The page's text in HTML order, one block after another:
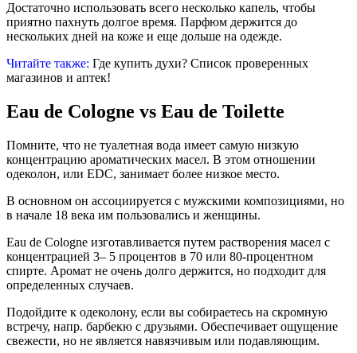
Достаточно использовать всего несколько капель, чтобы
приятно пахнуть долгое время. Парфюм держится до
нескольких дней на коже и еще дольше на одежде.
Читайте также: Где купить духи? Список проверенных
магазинов и аптек!
Eau de Cologne vs Eau de Toilette
Помните, что не туалетная вода имеет самую низкую
концентрацию ароматических масел. В этом отношении
одеколон, или EDC, занимает более низкое место.
В основном он ассоциируется с мужскими композициями, но
в начале 18 века им пользовались и женщины.
Eau de Cologne изготавливается путем растворения масел с
концентрацией 3– 5 процентов в 70 или 80-процентном
спирте. Аромат не очень долго держится, но подходит для
определенных случаев.
Подойдите к одеколону, если вы собираетесь на скромную
встречу, напр. барбекю с друзьями. Обеспечивает ощущение
свежести, но не является навязчивым или подавляющим.